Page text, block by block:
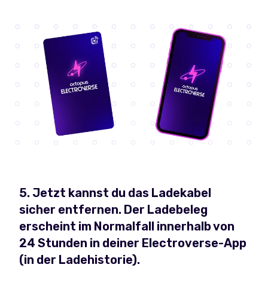
5. Jetzt kannst du das Ladekabel
sicher entfernen. Der Ladebeleg
erscheint im Normalfall innerhalb von
24 Stunden in deiner Electroverse-App
(in der Ladehistorie).